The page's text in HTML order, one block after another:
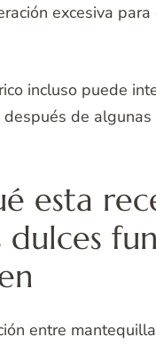
excesiva para
incluso puede
de algunas
esta
dulces
entre